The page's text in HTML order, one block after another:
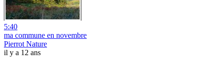
5:40
ma commune en novembre
Pierrot Nature
il y a 12 ans